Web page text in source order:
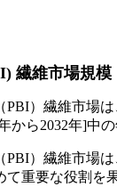
繊維市場規模
）繊維市場
から2032年]中
）繊維市場
重要な役割を